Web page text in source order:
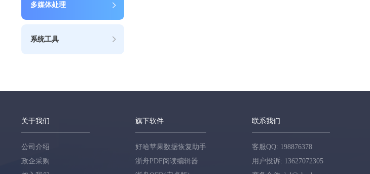
多媒体处理
系统工具
关于我们
公司介绍
政企采购
旗下软件
好哈苹果数据恢复助手
浙舟PDF阅读编辑器
联系我们
客服QQ: 198876378
用户投诉: 13627072305